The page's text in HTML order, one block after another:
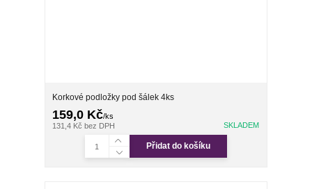
Korkové podložky pod šálek 4ks
159,0 Kč/ks
131,4 Kčbez DPH SKLADEM
Přidat do košíku